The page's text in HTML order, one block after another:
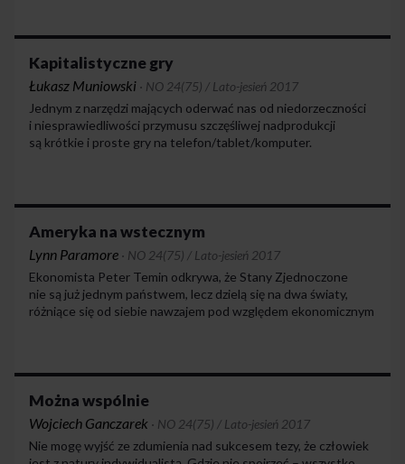
Erdoğanowi pozycję porównywalną z Atatürkiem, choć
z diametralnie odmiennymi założeniami ideowymi.
Kapitalistyczne gry
Łukasz Muniowski · NO 24(75) / Lato-jesień 2017
Jednym z narzędzi mających oderwać nas od niedorzeczności
i niesprawiedliwości przymusu szczęśliwej nadprodukcji
są krótkie i proste gry na telefon/tablet/komputer.
nie zwariować w miejscu pracy, ba, nawet odnaleźć w nim
chwilę wytchnienia i szczęścia. W ten wysoce nieproduktywny
sposób utrzymujemy swoją produktywność na odpowiednim
poziomie, podświadomie oszukując siebie, że jesteśmy
szczęśliwi.
Ameryka na wstecznym
Lynn Paramore · NO 24(75) / Lato-jesień 2017
Ekonomista Peter Temin odkrywa, że Stany Zjednoczone
nie są już jednym państwem, lecz dzielą się na dwa światy,
różniące się od siebie nawzajem pod względem ekonomicznym
To 20 procent Amerykanów – ci, którzy mogą cieszyć się
wyższym wykształceniem, mają dobre zawody i śpią spokojnie,
ponieważ wiedzą, że pieniędzy starczy im na wiązanie końca
z końcem w najbardziej podstawowych życiowych sprawach.
Można wspólnie
Wojciech Ganczarek · NO 24(75) / Lato-jesień 2017
Nie mogę wyjść ze zdumienia nad sukcesem tezy, że człowiek